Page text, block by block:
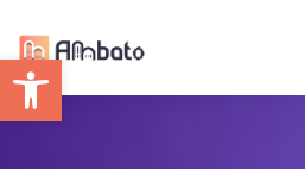
Abrir barra de